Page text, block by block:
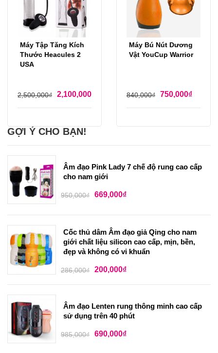
Máy Tập Tăng Kích
Thước Heacules 2
USA
2,500,000₫ 2,100,000
Máy Bú Nút Dương
Vật YouCup Warrior
840,000₫ 750,000₫
GỢI Ý CHO BẠN!
Âm đạo Pink Lady 7 chế độ rung cao cấp
cho nam giới
950,000₫ 669,000₫
Cốc thủ dâm Âm đạo giả Qing cho nam
giới chất liệu silicon cao cấp, mịn, bền,
đẹp và không có vi khuẩn
286,000₫ 200,000₫
Âm đạo Lenten rung thông minh cao cấp
sử dụng trên 40 phút
985,000₫ 690,000₫